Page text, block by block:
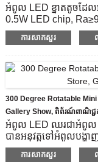
ម៉ូដែលផលិតផល៖
បន្ទះឈីប LED:
លក្ខណៈពិសេស: ចល័ត,
លំហូរពន្លឺ: 240 អិល
អំពូល LED ខ្នាតតូចដែល
0.5W LED chip,
Standing Spotlights ដ
ទិសដៅ។
ម៉ូដែលផលិតផល:
បន្ទះឈីប LED:
សីតុណ្ហភាពពណ៌ (CCT):
លំហូរពន្លឺ: 300 អិល
ពេលវេលាធ្វើការ (ម៉ោង)៖
សម្ភារៈជួសជុលពន្លឺ: អ
ការសាកសួរ
300 Degree Rotatable
Gallery Show, ពិព័រណ៍ពាណិជ្ជ
អំពូល LED ឈរជាអំពូល
បានអនុវត្តទៅអំពូលបង្ហ
បង្ហាញសារមន្ទីរ។ល។
ការសាកសួរ